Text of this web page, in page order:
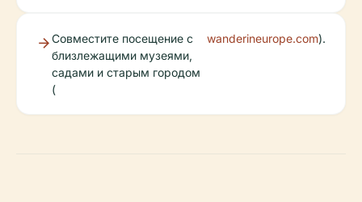
Совместите посещение с
близлежащими музеями,
садами и старым городом
(
wanderineurope.com).